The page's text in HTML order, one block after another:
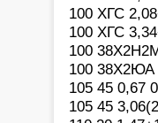
100 ХГС
100 ХГС
100
100 38Х2ЮА
105 45 0,67
105 45